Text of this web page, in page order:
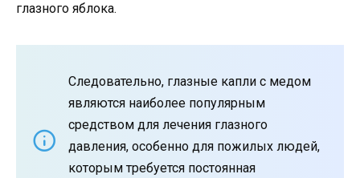
глазного яблока.
Следовательно, глазные капли с медом
являются наиболее популярным
средством для лечения глазного
давления, особенно для пожилых людей,
которым требуется постоянная